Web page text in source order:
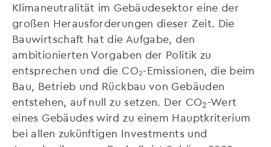
Klimaneutralität im Gebäudesektor eine der
großen Herausforderungen dieser Zeit. Die
Bauwirtschaft hat die Aufgabe, den
ambitionierten Vorgaben der Politik zu
entsprechen und die CO₂-Emissionen, die beim
Bau, Betrieb und Rückbau von Gebäuden
entstehen, auf null zu setzen. Der CO2-Wert
eines Gebäudes wird zu einem Hauptkriterium
bei allen zukünftigen Investments und